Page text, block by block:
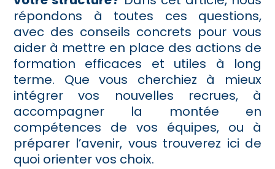
répondons à toutes ces questions,
avec des conseils concrets pour vous
aider à mettre en place des actions de
formation efficaces et utiles à long
terme. Que vous cherchiez à mieux
intégrer vos nouvelles recrues, à
accompagner la montée en
compétences de vos équipes, ou à
préparer l’avenir, vous trouverez ici de
quoi orienter vos choix.